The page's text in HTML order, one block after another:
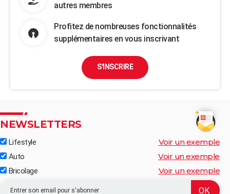
autres membres
Profitez de nombreuses fonctionnalités
supplémentaires en vous inscrivant
S'INSCRIRE
NEWSLETTERS
Lifestyle Voir un exemple
Auto Voir un exemple
Bricolage Voir un exemple